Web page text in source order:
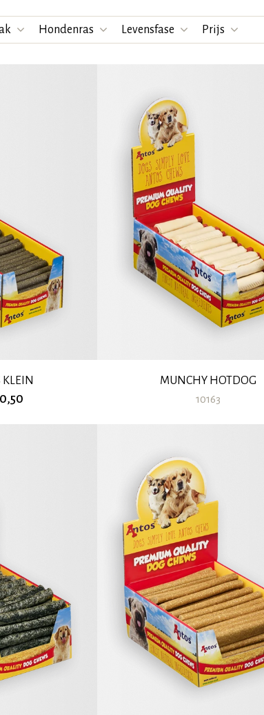
Hondenras Levensfase Prijs
KLEIN MUNCHY HOTDOG
10163